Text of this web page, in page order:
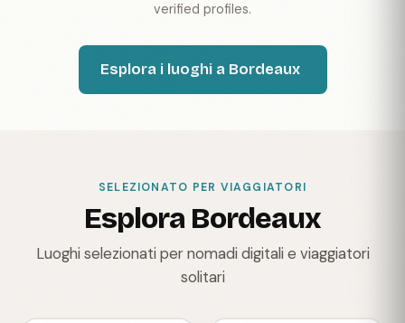
verified profiles.
Esplora i luoghi a Bordeaux
SELEZIONATO PER VIAGGIATORI
Esplora Bordeaux
Luoghi selezionati per nomadi digitali e viaggiatori
solitari